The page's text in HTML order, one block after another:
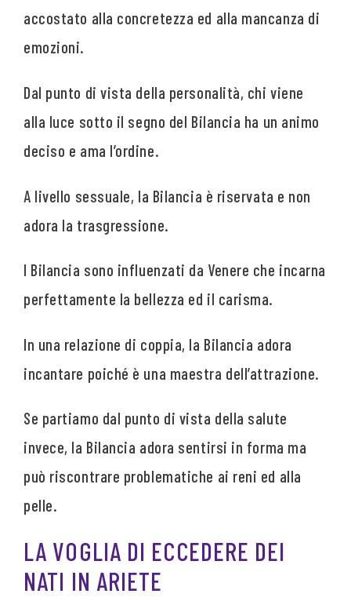
accostato alla concretezza ed alla mancanza di
emozioni.
Dal punto di vista della personalità, chi viene
alla luce sotto il segno del Bilancia ha un animo
deciso e ama l’ordine.
A livello sessuale, la Bilancia è riservata e non
adora la trasgressione.
I Bilancia sono influenzati da Venere che incarna
perfettamente la bellezza ed il carisma.
In una relazione di coppia, la Bilancia adora
incantare poiché è una maestra dell’attrazione.
Se partiamo dal punto di vista della salute
invece, la Bilancia adora sentirsi in forma ma
può riscontrare problematiche ai reni ed alla
pelle.
LA VOGLIA DI ECCEDERE DEI
NATI IN ARIETE